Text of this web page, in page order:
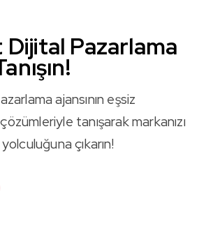
Pazarlama
ajansının eşsiz
tanışarak markanızı
çıkarın!